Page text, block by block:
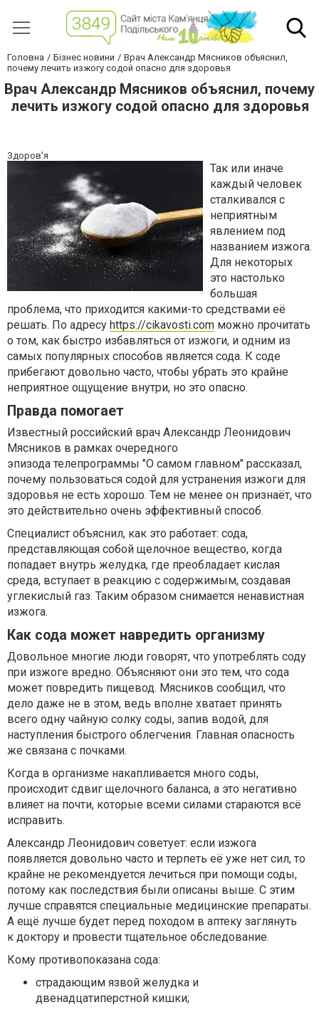
Головна Бізнес новини
Врач Александр Мясников объяснил,
почему лечить изжогу содой опасно для здоровья
Врач Александр Мясников объяснил, почему
лечить изжогу содой опасно для здоровья
Здоров'я
Так или иначе
каждый человек
сталкивался с
неприятным
явлением под
названием изжога.
Для некоторых
это настолько
большая
проблема, что приходится какими-то средствами её
решать. По адресу https://cikavosti.com можно прочитать
о том, как быстро избавляться от изжоги, и одним из
самых популярных способов является сода. К соде
прибегают довольно часто, чтобы убрать это крайне
неприятное ощущение внутри, но это опасно.
Правда помогает
Известный российский врач Александр Леонидович
Мясников в рамках очередного
эпизода телепрограммы "О самом главном" рассказал,
почему пользоваться содой для устранения изжоги для
здоровья не есть хорошо. Тем не менее он признаёт, что
это действительно очень эффективный способ.
Специалист объяснил, как это работает: сода,
представляющая собой щелочное вещество, когда
попадает внутрь желудка, где преобладает кислая
среда, вступает в реакцию с содержимым, создавая
углекислый газ. Таким образом снимается ненавистная
изжога.
Как сода может навредить организму
Довольное многие люди говорят, что употреблять соду
при изжоге вредно. Объясняют они это тем, что сода
может повредить пищевод. Мясников сообщил, что
дело даже не в этом, ведь вполне хватает принять
всего одну чайную солку соды, запив водой, для
наступления быстрого облегчения. Главная опасность
же связана с почками.
Когда в организме накапливается много соды,
происходит сдвиг щелочного баланса, а это негативно
влияет на почти, которые всеми силами стараются всё
исправить.
Александр Леонидович советует: если изжога
появляется довольно часто и терпеть её уже нет сил, то
крайне не рекомендуется лечиться при помощи соды,
потому как последствия были описаны выше. С этим
лучше справятся специальные медицинские препараты.
А ещё лучше будет перед походом в аптеку заглянуть
к доктору и провести тщательное обследование.
Кому противопоказана сода:
страдающим язвой желудка и
двенадцатиперстной кишки;